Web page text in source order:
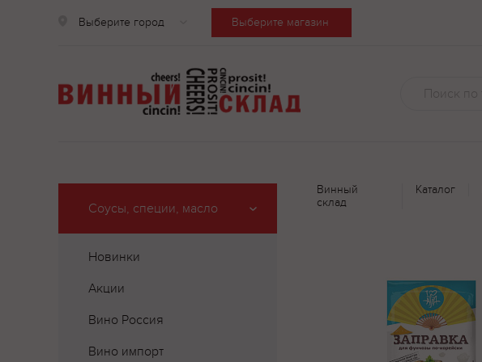
Выберите город Выберите магазин
Соусы, специи, масло
Новинки
Акции
Вино Россия
Вино импорт
Винный
склад
Каталог